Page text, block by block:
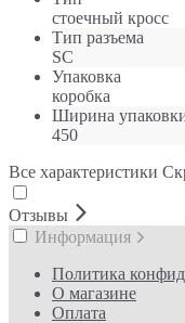
стоечный кросс
Тип разъема
SC
Упаковка
коробка
Ширина
450
Все характеристики
Отзывы
Информация
Политика
О магазине
Оплата